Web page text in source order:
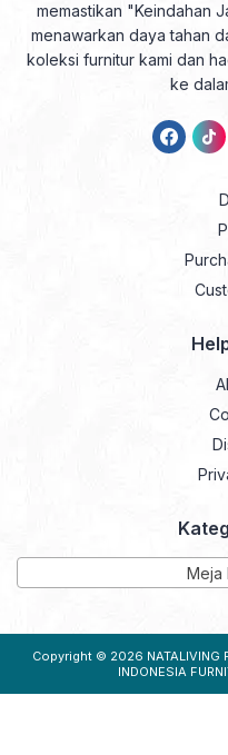
memastikan "Keindahan
menawarkan daya tahan
koleksi furnitur kami dan
ke
Meja
Copyright © 2026 NATALIVING
INDONESIA